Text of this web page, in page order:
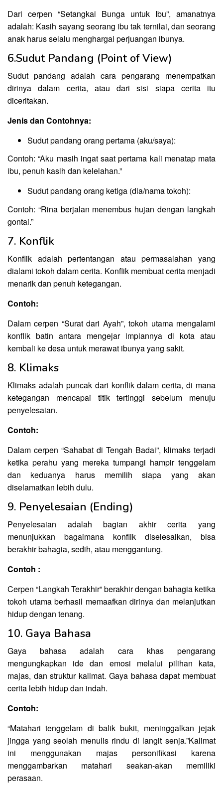
Dari cerpen “Setangkai Bunga untuk Ibu”, amanatnya
adalah: Kasih sayang seorang ibu tak ternilai, dan seorang
anak harus selalu menghargai perjuangan ibunya.
6.Sudut Pandang (Point of View)
Sudut pandang adalah cara pengarang menempatkan
dirinya dalam cerita, atau dari sisi siapa cerita itu
diceritakan.
Jenis dan Contohnya:
Sudut pandang orang pertama (aku/saya):
Contoh: “Aku masih ingat saat pertama kali menatap mata
ibu, penuh kasih dan kelelahan.”
Sudut pandang orang ketiga (dia/nama tokoh):
Contoh: “Rina berjalan menembus hujan dengan langkah
gontai.”
7. Konflik
Konflik adalah pertentangan atau permasalahan yang
dialami tokoh dalam cerita. Konflik membuat cerita menjadi
menarik dan penuh ketegangan.
Contoh:
Dalam cerpen “Surat dari Ayah”, tokoh utama mengalami
konflik batin antara mengejar impiannya di kota atau
kembali ke desa untuk merawat ibunya yang sakit.
8. Klimaks
Klimaks adalah puncak dari konflik dalam cerita, di mana
ketegangan mencapai titik tertinggi sebelum menuju
penyelesaian.
Contoh:
Dalam cerpen “Sahabat di Tengah Badai”, klimaks terjadi
ketika perahu yang mereka tumpangi hampir tenggelam
dan keduanya harus memilih siapa yang akan
diselamatkan lebih dulu.
9. Penyelesaian (Ending)
Penyelesaian adalah bagian akhir cerita yang
menunjukkan bagaimana konflik diselesaikan, bisa
berakhir bahagia, sedih, atau menggantung.
Contoh :
Cerpen “Langkah Terakhir” berakhir dengan bahagia ketika
tokoh utama berhasil memaafkan dirinya dan melanjutkan
hidup dengan tenang.
10. Gaya Bahasa
Gaya bahasa adalah cara khas pengarang
mengungkapkan ide dan emosi melalui pilihan kata,
majas, dan struktur kalimat. Gaya bahasa dapat membuat
cerita lebih hidup dan indah.
Contoh:
“Matahari tenggelam di balik bukit, meninggalkan jejak
jingga yang seolah menulis rindu di langit senja.”Kalimat
ini menggunakan majas personifikasi karena
menggambarkan matahari seakan-akan memiliki
perasaan.